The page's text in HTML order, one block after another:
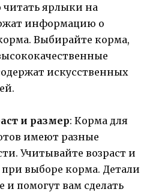
ярлыки на
информацию о
Выбирайте корма,
искусственных
и размер: Корма для
имеют разные
Учитывайте возраст и
выборе корма. Детали
и помогут вам сделать